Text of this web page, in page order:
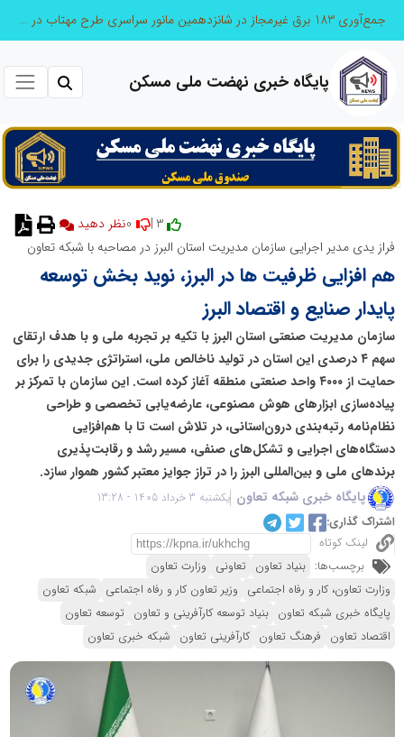
جمع‌آوری 183 برق غیرمجاز در شانزدهمین مانور سراسری طرح مهتاب در استان تهران
پایگاه خبری نهضت ملی مسکن
3 |
نظر دهید
فراز یدی مدیر اجرایی سازمان مدیریت استان البرز در مصاحبه با شبکه تعاون
هم افزایی ظرفیت ها در البرز، نوید بخش توسعه
پایدار صنایع و اقتصاد البرز
سازمان مدیریت صنعتی استان البرز با تکیه بر تجربه ملی و با هدف ارتقای
سهم ۴ درصدی این استان در تولید ناخالص ملی، استراتژی جدیدی را برای
حمایت از ۴۰۰۰ واحد صنعتی منطقه آغاز کرده است. این سازمان با تمرکز بر
پیاده‌سازی ابزارهای هوش مصنوعی، عارضه‌یابی تخصصی و طراحی
نظام‌نامه رتبه‌بندی درون‌استانی، در تلاش است تا با هم‌افزایی
دستگاه‌های اجرایی و تشکل‌های صنفی، مسیر رشد و رقابت‌پذیری
برندهای ملی و بین‌المللی البرز را در تراز جوایز معتبر کشور هموار سازد.
پایگاه خبری شبکه تعاون یکشنبه 3 خرداد 1405 - 13:28
اشتراک گذاری:
لینک کوتاه
برچسب‌ها: بنیاد تعاون تعاونی وزارت تعاون
وزارت تعاون، کار و رفاه اجتماعی وزیر تعاون کار و رفاه اجتماعی شبکه تعاون
پایگاه خبری شبکه تعاون بنیاد توسعه کارآفرینی و تعاون توسعه تعاون
اقتصاد تعاون فرهنگ تعاون کارآفرینی تعاون شبکه خبری تعاون